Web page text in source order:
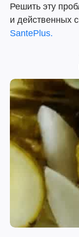
Решить эту
и действенных
SantePlus.